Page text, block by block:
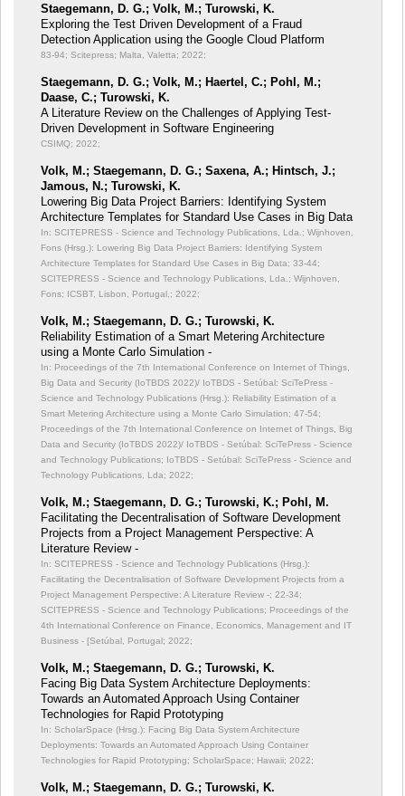
Staegemann, D. G.; Volk, M.; Turowski, K.
Exploring the Test Driven Development of a Fraud
Detection Application using the Google Cloud Platform
83-94; Scitepress; Malta, Valetta; 2022;
Staegemann, D. G.; Volk, M.; Haertel, C.; Pohl, M.;
Daase, C.; Turowski, K.
A Literature Review on the Challenges of Applying Test-
Driven Development in Software Engineering
CSIMQ; 2022;
Volk, M.; Staegemann, D. G.; Saxena, A.; Hintsch, J.;
Jamous, N.; Turowski, K.
Lowering Big Data Project Barriers: Identifying System
Architecture Templates for Standard Use Cases in Big Data
In: SCITEPRESS - Science and Technology Publications, Lda.; Wijnhoven,
Fons (Hrsg.): Lowering Big Data Project Barriers: Identifying System
Architecture Templates for Standard Use Cases in Big Data; 33-44;
SCITEPRESS - Science and Technology Publications, Lda.; Wijnhoven,
Fons; ICSBT, Lisbon, Portugal,; 2022;
Volk, M.; Staegemann, D. G.; Turowski, K.
Reliability Estimation of a Smart Metering Architecture
using a Monte Carlo Simulation -
In: Proceedings of the 7th International Conference on Internet of Things,
Big Data and Security (IoTBDS 2022)/ IoTBDS - Setúbal: SciTePress -
Science and Technology Publications (Hrsg.): Reliability Estimation of a
Smart Metering Architecture using a Monte Carlo Simulation; 47-54;
Proceedings of the 7th International Conference on Internet of Things, Big
Data and Security (IoTBDS 2022)/ IoTBDS - Setúbal: SciTePress - Science
and Technology Publications; IoTBDS - Setúbal: SciTePress - Science and
Technology Publications, Lda; 2022;
Volk, M.; Staegemann, D. G.; Turowski, K.; Pohl, M.
Facilitating the Decentralisation of Software Development
Projects from a Project Management Perspective: A
Literature Review -
In: SCITEPRESS - Science and Technology Publications (Hrsg.):
Facilitating the Decentralisation of Software Development Projects from a
Project Management Perspective: A Literature Review -; 22-34;
SCITEPRESS - Science and Technology Publications; Proceedings of the
4th International Conference on Finance, Economics, Management and IT
Business - [Setúbal, Portugal; 2022;
Volk, M.; Staegemann, D. G.; Turowski, K.
Facing Big Data System Architecture Deployments:
Towards an Automated Approach Using Container
Technologies for Rapid Prototyping
In: ScholarSpace (Hrsg.): Facing Big Data System Architecture
Deployments: Towards an Automated Approach Using Container
Technologies for Rapid Prototyping; ScholarSpace; Hawaii; 2022;
Volk, M.; Staegemann, D. G.; Turowski, K.